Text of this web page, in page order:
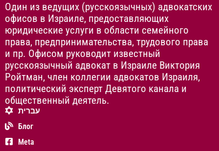
Один из ведущих (русскоязычных) адвокатских
офисов в Израиле, предоставляющих
юридические услуги в области семейного
права, предпринимательства, трудового права
и пр. Офисом руководит известный
русскоязычный адвокат в Израиле Виктория
Ройтман, член коллегии адвокатов Израиля,
политический эксперт Девятого канала и
общественный деятель.
עברית
Блог
Meta